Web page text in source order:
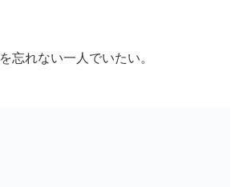
忘れない一人でいたい。